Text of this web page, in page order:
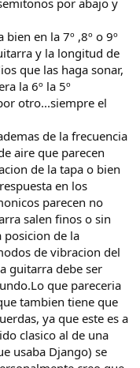
por abajo y
en la 7º ,8º o 9º
y la longitud de
que las haga sonar,
la 6º la 5º
otro...siempre el
de la frecuencia
aire que parecen
de la tapa o bien
en los
parecen no
salen finos o sin
posicion de la
de vibracion del
guitarra debe ser
que pareceria
tambien tiene que
ya que este es a
clasico al de una
usaba Django) se